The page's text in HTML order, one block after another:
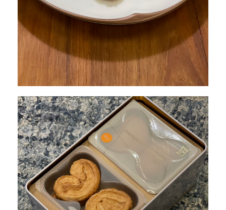
合作與廣告
媒體推薦與報導
隱私保護
資訊安全
服務條款